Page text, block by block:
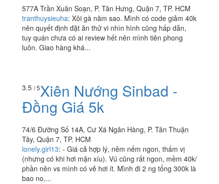
577A Trần Xuân Soạn, P. Tân Hưng, Quận 7, TP. HCM
tranthuysieuha: Xôi gà năm sao. Mình có code giảm 40k
nên quyết định đặt ăn thử vi nhìn hình cũng hấp dẫn,
tuy quán chưa có ai review hết nên mình tiên phong
luôn. Giao hàng khá...
3.5 / 5Xiên Nướng Sinbad -
Đồng Giá 5k
74/6 Đường Số 14A, Cư Xá Ngân Hàng, P. Tân Thuận
Tây, Quận 7, TP. HCM
lonely.girl13: - Giá cả hợp lý, nêm nếm ngon, thấm vị
(nhưng có khi hơi mặn xíu). Vú cũng rất ngon, mềm 40k/
phần nên vs mình có vẻ hơi ít. Mình đi 2 ng tổng 300k là
bao no,...